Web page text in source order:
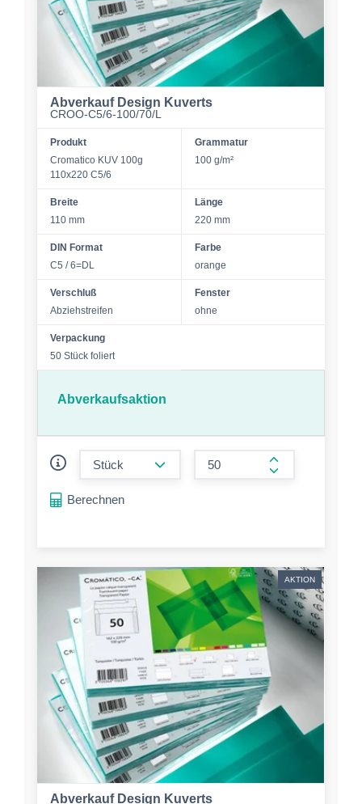
Abverkauf Design Kuverts
CROO-C5/6-100/70/L
Produkt
Cromatico KUV 100g
110x220 C5/6
Grammatur
100 g/m²
Breite
110 mm
Länge
220 mm
DIN Format
C5 / 6=DL
Farbe
orange
Verschluß
Abziehstreifen
Fenster
ohne
Verpackung
50 Stück foliert
Abverkaufsaktion
form.increase-
Berechnen
AKTION
Abverkauf Design Kuverts